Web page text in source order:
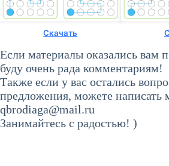
Скачать
Если материалы оказались вам
буду очень рада комментариям!
Также если у вас остались
предложения, можете написать
qbrodiaga@mail.ru
Занимайтесь с радостью! )